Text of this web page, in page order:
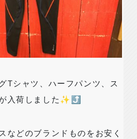
Tシャツ、ハーフパンツ、ス
入荷しました✨⤴️
などのブランドものをお安く